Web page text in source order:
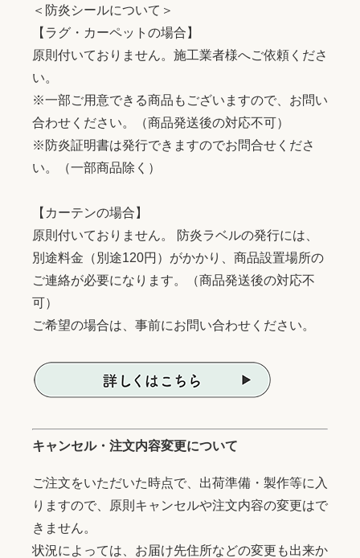
＜防炎シールについて＞
【ラグ・カーペットの場合】
原則付いておりません。施工業者様へご依頼くださ
い。
※一部ご用意できる商品もございますので、お問い
合わせください。（商品発送後の対応不可）
※防炎証明書は発行できますのでお問合せくださ
い。（一部商品除く）
【カーテンの場合】
原則付いておりません。 防炎ラベルの発行には、
別途料金（別途120円）がかかり、商品設置場所の
ご連絡が必要になります。（商品発送後の対応不
可）
ご希望の場合は、事前にお問い合わせください。
キャンセル・注文内容変更について
ご注文をいただいた時点で、出荷準備・製作等に入
りますので、原則キャンセルや注文内容の変更はで
きません。
状況によっては、お届け先住所などの変更も出来か